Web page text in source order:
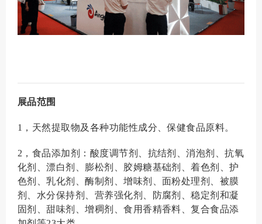
展品范围
1，天然提取物及各种功能性成分、保健食品原料。
2，食品添加剂：酸度调节剂、抗结剂、消泡剂、抗氧
化剂、漂白剂、膨松剂、胶姆糖基础剂、着色剂、护
色剂、乳化剂、酶制剂、增味剂、面粉处理剂、被膜
剂、水分保持剂、营养强化剂、防腐剂、稳定剂和凝
固剂、甜味剂、增稠剂、食用香精香料、复合食品添